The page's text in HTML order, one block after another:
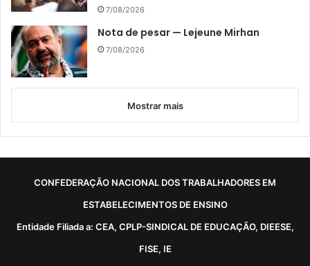
7/08/2026
Nota de pesar — Lejeune Mirhan
7/08/2026
Mostrar mais
CONFEDERAÇÃO NACIONAL DOS TRABALHADORES EM
ESTABELECIMENTOS DE ENSINO
Entidade Filiada a: CEA, CPLP-SINDICAL DE EDUCAÇÃO, DIEESE,
FISE, IE